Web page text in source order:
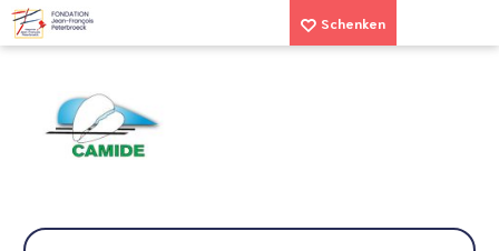
Schenken